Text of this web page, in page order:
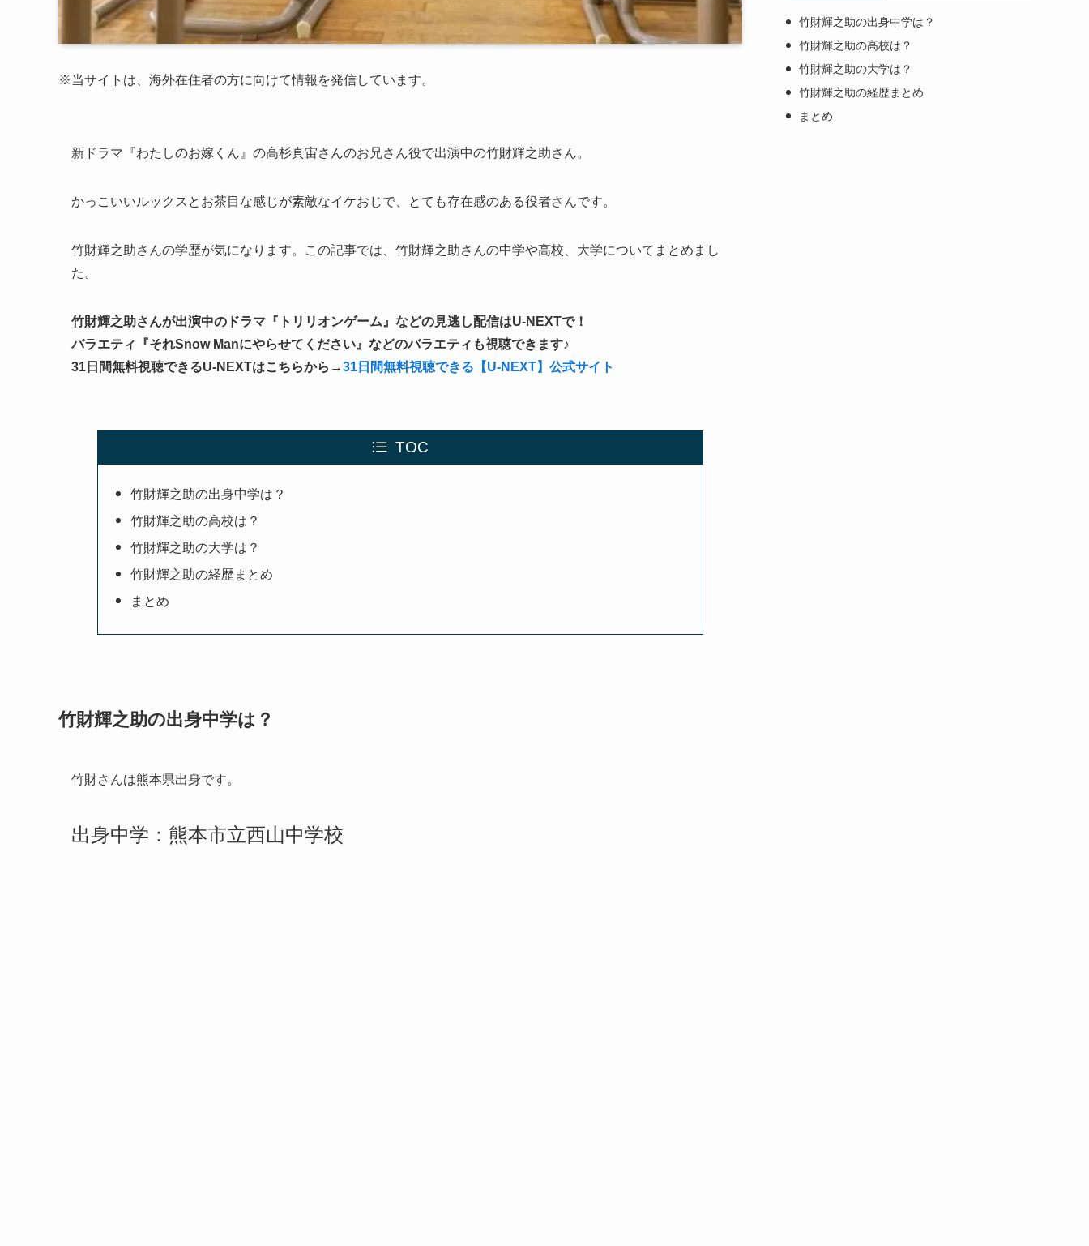
※当サイトは、海外在住者の方に向けて情報を発信しています。
新ドラマ『わたしのお嫁くん』の高杉真宙さんのお兄さん役で出演中の竹財輝之助さん。
かっこいいルックスとお茶目な感じが素敵なイケおじで、とても存在感のある役者さんです。
竹財輝之助さんの学歴が気になります。この記事では、竹財輝之助さんの中学や高校、大学についてまとめまし
た。
竹財輝之助さんが出演中のドラマ『トリリオンゲーム』などの見逃し配信はU-NEXTで！
バラエティ『それSnow Manにやらせてください』などのバラエティも視聴できます♪
31日間無料視聴できるU-NEXTはこちらから→31日間無料視聴できる【U-NEXT】公式サイト
TOC
竹財輝之助の出身中学は？
竹財輝之助の高校は？
竹財輝之助の大学は？
竹財輝之助の経歴まとめ
まとめ
竹財輝之助の出身中学は？
竹財さんは熊本県出身です。
出身中学：熊本市立西山中学校
竹財輝之助の出身中学は？
竹財輝之助の高校は？
竹財輝之助の大学は？
竹財輝之助の経歴まとめ
まとめ